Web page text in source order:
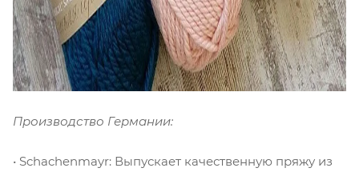
Производство Германии:
• Schachenmayr: Выпускает качественную пряжу из